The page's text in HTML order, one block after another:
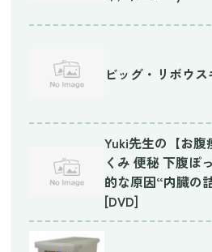
ビッグ・リボウ
Yuki先生の【お
くみ 便秘 下腹ぽ
的な原因“内臓の
[DVD]